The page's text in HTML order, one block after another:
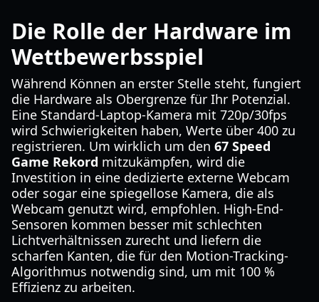
Die Rolle der Hardware im
Wettbewerbsspiel
Während Können an erster Stelle steht, fungiert
die Hardware als Obergrenze für Ihr Potenzial.
Eine Standard-Laptop-Kamera mit 720p/30fps
wird Schwierigkeiten haben, Werte über 400 zu
registrieren. Um wirklich um den 67 Speed
Game Rekord mitzukämpfen, wird die
Investition in eine dedizierte externe Webcam
oder sogar eine spiegellose Kamera, die als
Webcam genutzt wird, empfohlen. High-End-
Sensoren kommen besser mit schlechten
Lichtverhältnissen zurecht und liefern die
scharfen Kanten, die für den Motion-Tracking-
Algorithmus notwendig sind, um mit 100 %
Effizienz zu arbeiten.